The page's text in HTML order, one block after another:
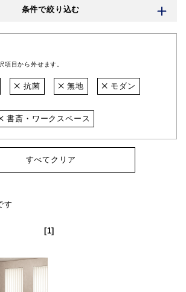
条件で絞り込む
項目から外せます。
抗菌 無地 モダン
書斎・ワークスペース
すべてクリア
す
[1]